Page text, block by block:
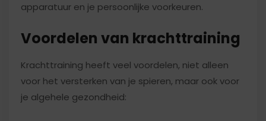
apparatuur en je persoonlijke voorkeuren.
Voordelen van krachttraining
Krachttraining heeft veel voordelen, niet alleen
voor het versterken van je spieren, maar ook voor
je algehele gezondheid: